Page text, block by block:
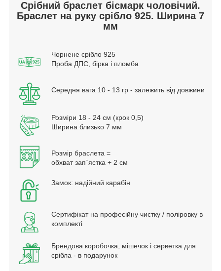
Срібний браслет бісмарк чоловічий.
Браслет на руку срібло 925. Ширина 7
мм
Чорнене срібло 925
Проба ДПС, бірка і пломба
Середня вага 10 - 13 гр - залежить від довжини
Розміри 18 - 24 см (крок 0,5)
Ширина близько 7 мм
Розмір браслета =
обхват зап`ястка + 2 см
Замок: надійний карабін
Сертифікат на професійну чистку / поліровку в
комплекті
Брендова коробочка, мішечок і серветка для
срібла - в подарунок